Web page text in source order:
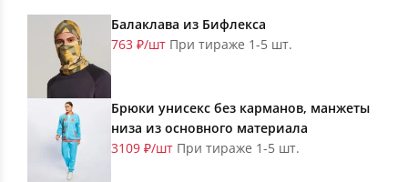
Балаклава из Бифлекса
763 ₽/шт При тираже 1-5 шт.
Брюки унисекс без карманов, манжеты
низа из основного материала
3109 ₽/шт При тираже 1-5 шт.